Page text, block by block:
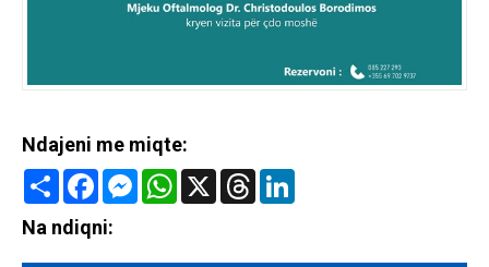
Ndajeni me miqte:
Share FacebookMessenger
WhatsApp
X Threads
Na ndiqni: